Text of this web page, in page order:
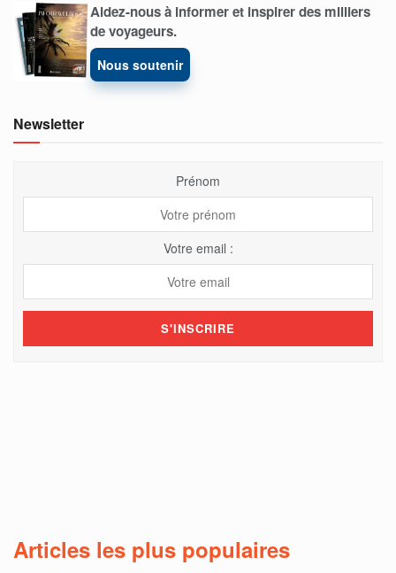
Aidez-nous à informer et inspirer des milliers
de voyageurs.
Nous soutenir
Newsletter
Prénom
Votre email :
Articles les plus populaires